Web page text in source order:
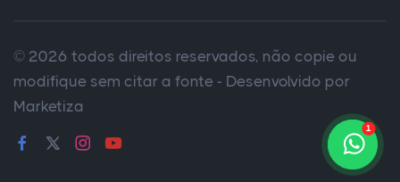
© 2026 todos direitos reservados, não copie ou
modifique sem citar a fonte - Desenvolvido por
Marketiza
1